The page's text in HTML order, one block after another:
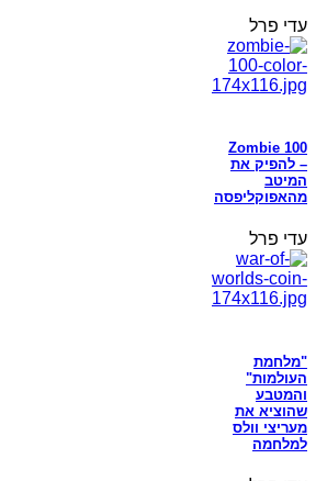
עדי פרל
Zombie 100
– להפיק את
המיטב
מהאפוקליפסה
עדי פרל
"מלחמת
העולמות"
והמטבע
שהוציא את
מעריצי וולס
למלחמה